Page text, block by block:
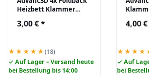
Heizbett Klammer
Retainer Back
3,00 €*
★★★★★(18)
✓ Auf Lager – Versand heute
bei Bestellung bis 14:00
4,00 €
✓ Auf
bei